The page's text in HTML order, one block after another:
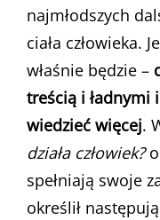
najmłodszych
ciała człowieka.
właśnie będzie –
treścią i ładnymi
wiedzieć więcej.
działa człowiek?
spełniają swoje
określił